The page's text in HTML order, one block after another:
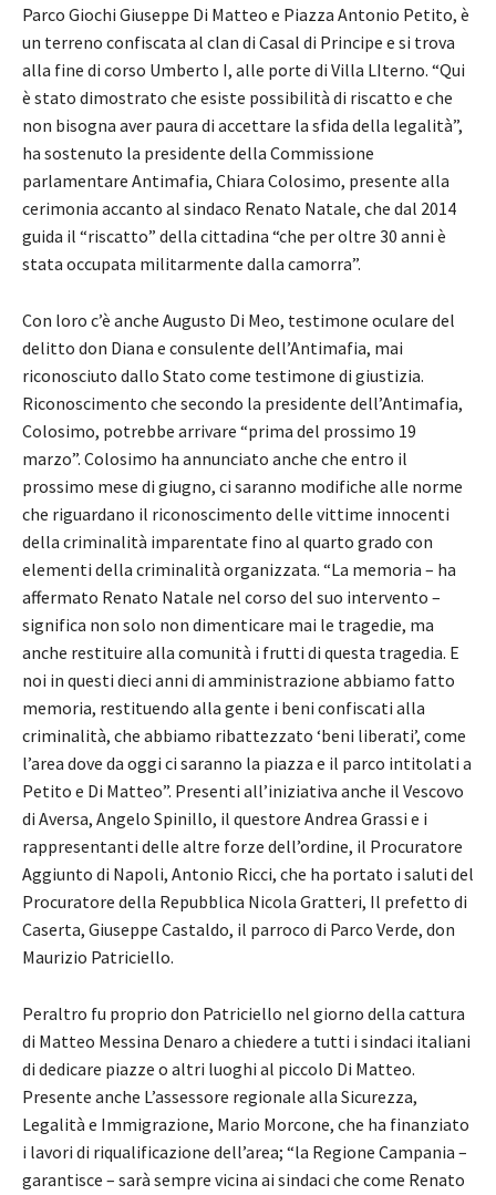
Parco Giochi Giuseppe Di Matteo e Piazza Antonio Petito, è
un terreno confiscata al clan di Casal di Principe e si trova
alla fine di corso Umberto I, alle porte di Villa LIterno. “Qui
è stato dimostrato che esiste possibilità di riscatto e che
non bisogna aver paura di accettare la sfida della legalità”,
ha sostenuto la presidente della Commissione
parlamentare Antimafia, Chiara Colosimo, presente alla
cerimonia accanto al sindaco Renato Natale, che dal 2014
guida il “riscatto” della cittadina “che per oltre 30 anni è
stata occupata militarmente dalla camorra”.
Con loro c’è anche Augusto Di Meo, testimone oculare del
delitto don Diana e consulente dell’Antimafia, mai
riconosciuto dallo Stato come testimone di giustizia.
Riconoscimento che secondo la presidente dell’Antimafia,
Colosimo, potrebbe arrivare “prima del prossimo 19
marzo”. Colosimo ha annunciato anche che entro il
prossimo mese di giugno, ci saranno modifiche alle norme
che riguardano il riconoscimento delle vittime innocenti
della criminalità imparentate fino al quarto grado con
elementi della criminalità organizzata. “La memoria – ha
affermato Renato Natale nel corso del suo intervento –
significa non solo non dimenticare mai le tragedie, ma
anche restituire alla comunità i frutti di questa tragedia. E
noi in questi dieci anni di amministrazione abbiamo fatto
memoria, restituendo alla gente i beni confiscati alla
criminalità, che abbiamo ribattezzato ‘beni liberati’, come
l’area dove da oggi ci saranno la piazza e il parco intitolati a
Petito e Di Matteo”. Presenti all’iniziativa anche il Vescovo
di Aversa, Angelo Spinillo, il questore Andrea Grassi e i
rappresentanti delle altre forze dell’ordine, il Procuratore
Aggiunto di Napoli, Antonio Ricci, che ha portato i saluti del
Procuratore della Repubblica Nicola Gratteri, Il prefetto di
Caserta, Giuseppe Castaldo, il parroco di Parco Verde, don
Maurizio Patriciello.
Peraltro fu proprio don Patriciello nel giorno della cattura
di Matteo Messina Denaro a chiedere a tutti i sindaci italiani
di dedicare piazze o altri luoghi al piccolo Di Matteo.
Presente anche L’assessore regionale alla Sicurezza,
Legalità e Immigrazione, Mario Morcone, che ha finanziato
i lavori di riqualificazione dell’area; “la Regione Campania –
garantisce – sarà sempre vicina ai sindaci che come Renato